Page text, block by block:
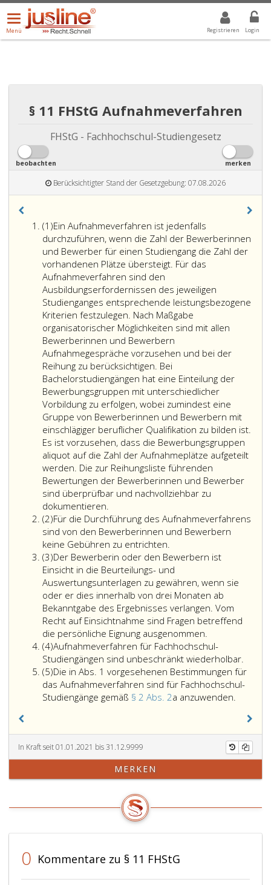
Registrieren Login
Menü
öffnen/schließen
Menü
ALLE DROPDOWN: GEWÄHLTER WERT IST ALLE
§ 11 FHStG Aufnahmeverfahren
FHStG - Fachhochschul-Studiengesetz
beobachten merken
Berücksichtigter Stand der Gesetzgebung: 07.08.2026
(1)Absatz
eins
Ein Aufnahmeverfahren ist jedenfalls
durchzuführen, wenn die Zahl der Bewerberinnen
und Bewerber für einen Studiengang die Zahl der
vorhandenen Plätze übersteigt. Für das
Aufnahmeverfahren sind den
Ausbildungserfordernissen des jeweiligen
Studienganges entsprechende leistungsbezogene
Kriterien festzulegen. Nach Maßgabe
organisatorischer Möglichkeiten sind mit allen
Bewerberinnen und Bewerbern
Aufnahmegespräche vorzusehen und bei der
Reihung zu berücksichtigen. Bei
Bachelorstudiengängen hat eine Einteilung der
Bewerbungsgruppen mit unterschiedlicher
Vorbildung zu erfolgen, wobei zumindest eine
Gruppe von Bewerberinnen und Bewerbern mit
einschlägiger beruflicher Qualifikation zu bilden ist.
Es ist vorzusehen, dass die Bewerbungsgruppen
aliquot auf die Zahl der Aufnahmeplätze aufgeteilt
werden. Die zur Reihungsliste führenden
Bewertungen der Bewerberinnen und Bewerber
sind überprüfbar und nachvollziehbar zu
dokumentieren.
(2)Absatz
2
Für die Durchführung des Aufnahmeverfahrens
sind von den Bewerberinnen und Bewerbern
keine Gebühren zu entrichten.
(3)Absatz
3
Der Bewerberin oder den Bewerbern ist
Einsicht in die Beurteilungs- und
Auswertungsunterlagen zu gewähren, wenn sie
oder er dies innerhalb von drei Monaten ab
Bekanntgabe des Ergebnisses verlangen. Vom
Recht auf Einsichtnahme sind Fragen betreffend
die persönliche Eignung ausgenommen.
(4)Absatz
4
Aufnahmeverfahren für Fachhochschul-
Studiengängen sind unbeschränkt wiederholbar.
(5)Absatz
5
Die in Abs. 1 vorgesehenen Bestimmungen für
das Aufnahmeverfahren sind für Fachhochschul-
Studiengänge gemäß § 2 Abs. 2a anzuwenden.
Absatz
eins,
sind
In Kraft seit 01.01.2021 bis 31.12.9999
MERKEN
0 Kommentare zu § 11 FHStG